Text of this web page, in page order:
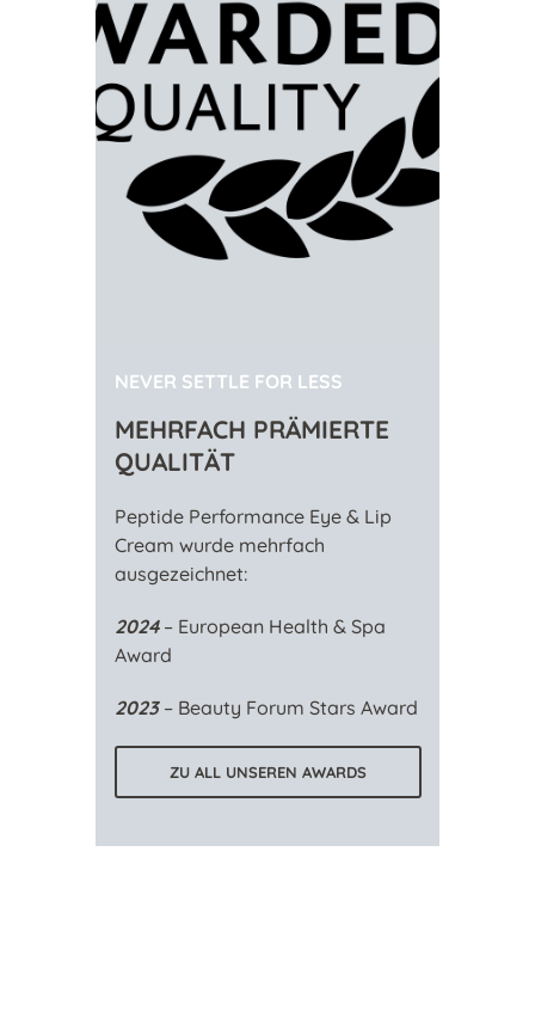
NEVER SETTLE FOR LESS
MEHRFACH PRÄMIERTE
QUALITÄT
Peptide Performance Eye & Lip
Cream wurde mehrfach
ausgezeichnet:
2024 – European Health & Spa
Award
2023 – Beauty Forum Stars Award
ZU ALL UNSEREN AWARDS